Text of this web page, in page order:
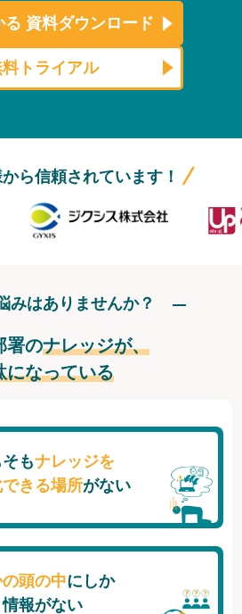
る 資料ダウンロード
トライアル
ら信頼されています！
みはありませんか？
署のナレッジが、
になっている
もナレッジを
きる場所がない
頭の中にしか
情報がない